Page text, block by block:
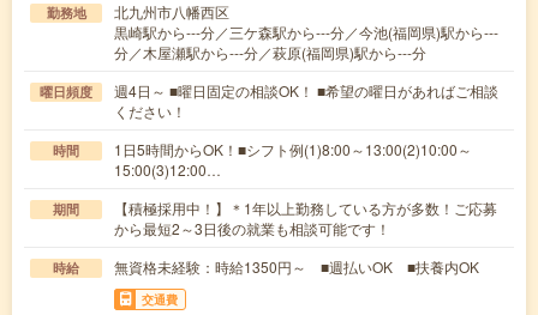
勤務地
北九州市八幡西区
黒崎駅から---分／三ケ森駅から---分／今池(福岡県)駅から---
分／木屋瀬駅から---分／萩原(福岡県)駅から---分
曜日頻度
週4日～ ■曜日固定の相談OK！ ■希望の曜日があればご相談
ください！
時間
1日5時間からOK！■シフト例(1)8:00～13:00(2)10:00～
15:00(3)12:00…
期間
【積極採用中！】＊1年以上勤務している方が多数！ご応募
から最短2～3日後の就業も相談可能です！
時給 無資格未経験：時給1350円～ ■週払いOK ■扶養内OK
交通費